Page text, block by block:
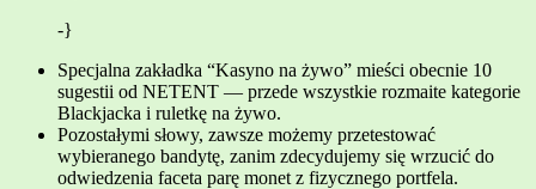
-}
Specjalna zakładka “Kasyno na żywo” mieści obecnie 10
sugestii od NETENT — przede wszystkie rozmaite kategorie
Blackjacka i ruletkę na żywo.
Pozostałymi słowy, zawsze możemy przetestować
wybieranego bandytę, zanim zdecydujemy się wrzucić do
odwiedzenia faceta parę monet z fizycznego portfela.